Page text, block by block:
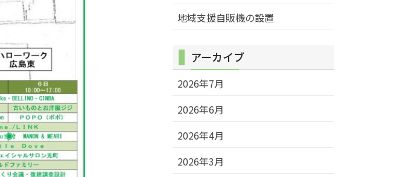
地域支援自販機の設置
アーカイブ
2026年7月
2026年6月
2026年4月
2026年3月